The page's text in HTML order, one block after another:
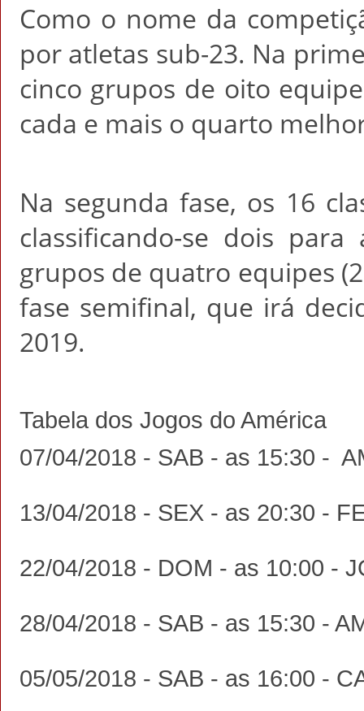
Como o nome da
por atletas sub-23. Na
cinco grupos de oito
cada e mais o quarto
Na segunda fase, os 16
classificando-se dois
grupos de quatro equipes
fase semifinal, que irá
2019.
Tabela dos Jogos do América
07/04/2018 - SAB - as 15:30 -
13/04/2018 - SEX - as 20:30 -
22/04/2018 - DOM - as 10:00 -
28/04/2018 - SAB - as 15:30 -
05/05/2018 - SAB - as 16:00 -